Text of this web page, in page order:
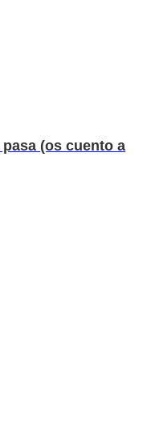
(os cuento a